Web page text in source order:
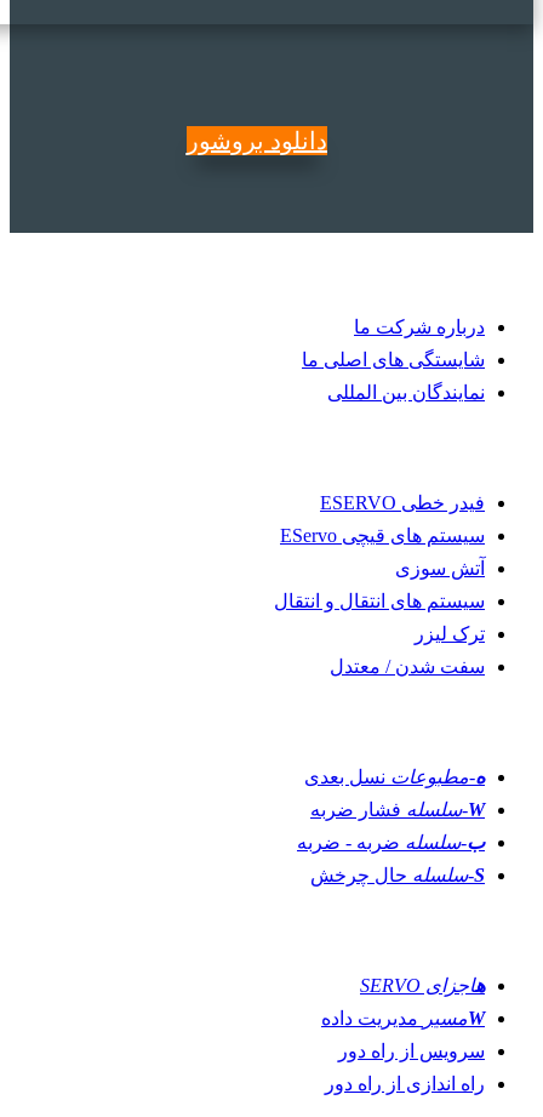
دانلود بروشور
درباره شرکت ما
شایستگی های اصلی ما
نمایندگان بین المللی
فیدر خطی ESERVO
سیستم های قیچی EServo
آتش سوزی
سیستم های انتقال و انتقال
ترک لیزر
سفت شدن / معتدل
ه-مطبوعات نسل بعدی
W-سلسله فشار ضربه
ب-سلسله ضربه - ضربه
S-سلسله حال چرخش
هاجزای SERVO
Wمسیر مدیریت داده
سرویس از راه دور
راه اندازی از راه دور